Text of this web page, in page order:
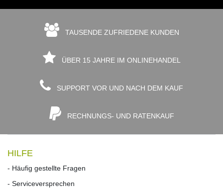
TAUSENDE ZUFRIEDENE KUNDEN
ÜBER 15 JAHRE IM ONLINEHANDEL
SUPPORT VOR UND NACH DEM KAUF
RECHNUNGS- UND RATENKAUF
HILFE
- Häufig gestellte Fragen
- Serviceversprechen